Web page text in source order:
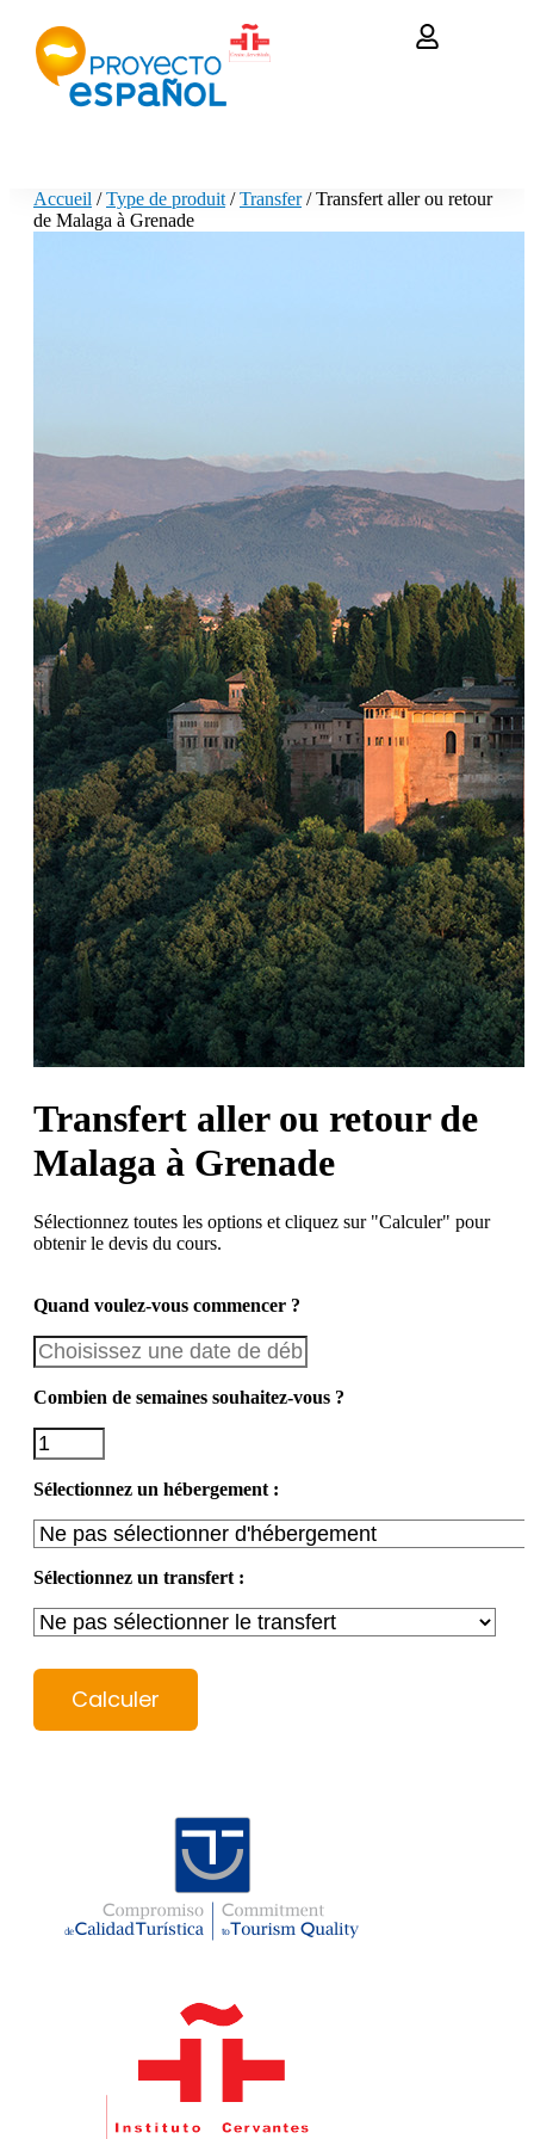
Accueil /Type de produit /Transfer/ Transfert aller ou retour
de Malaga à Grenade
Transfert aller ou retour de
Malaga à Grenade
Sélectionnez toutes les options et cliquez sur "Calculer" pour
obtenir le devis du cours.
Quand voulez-vous commencer ?
Combien de semaines souhaitez-vous ?
Sélectionnez un hébergement :
Sélectionnez un transfert :
Calculer